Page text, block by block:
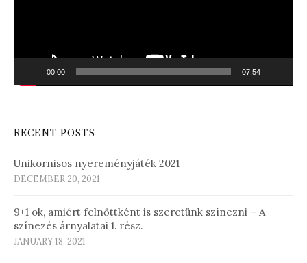
00:00 07:54
RECENT POSTS
Unikornisos nyereményjáték 2021
DECEMBER 20, 2021
9+1 ok, amiért felnőttként is szeretünk színezni – A
színezés árnyalatai 1. rész.
JANUARY 18, 2021